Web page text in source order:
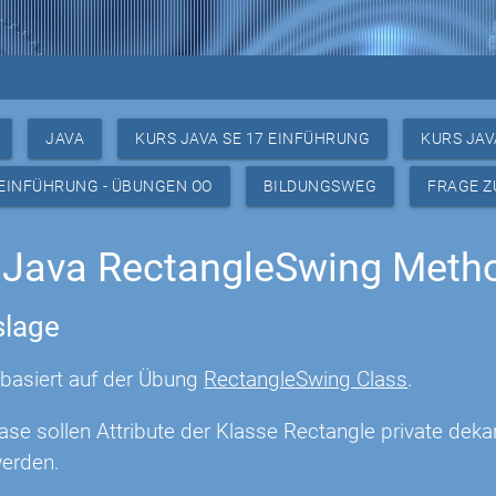
JAVA KURS JAVA SE 17 EINFÜHRUNG KURS
- ÜBUNGEN OO BILDUNGSWEG FRAGE
RectangleSwing
auf der Übung RectangleSwing Class.
sollen Attribute der Klasse Rectangle private